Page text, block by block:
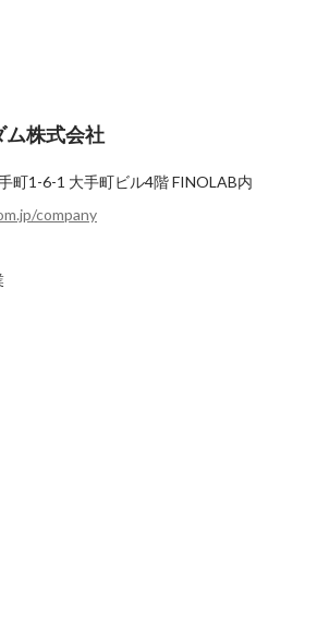
テム”トレーダム｜
ップのこれまでとこ
資金調達）
ム株式会社
町1-6-1 大手町ビル4階 FINOLAB内
company